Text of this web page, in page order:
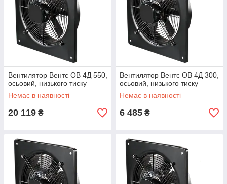
Вентилятор Вентс ОВ 4Д 550,
осьовий, низького тиску
Немає в наявності
20 119 ₴
Вентилятор Вентс ОВ 4Д 300,
осьовий, низького тиску
Немає в наявності
6 485 ₴